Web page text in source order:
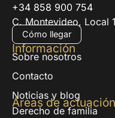
+34 858 900 754
C. Montevideo, Local
Cómo llegar
Información
Sobre nosotros
Contacto
Noticias y blog
Áreas de actuación
Derecho de familia